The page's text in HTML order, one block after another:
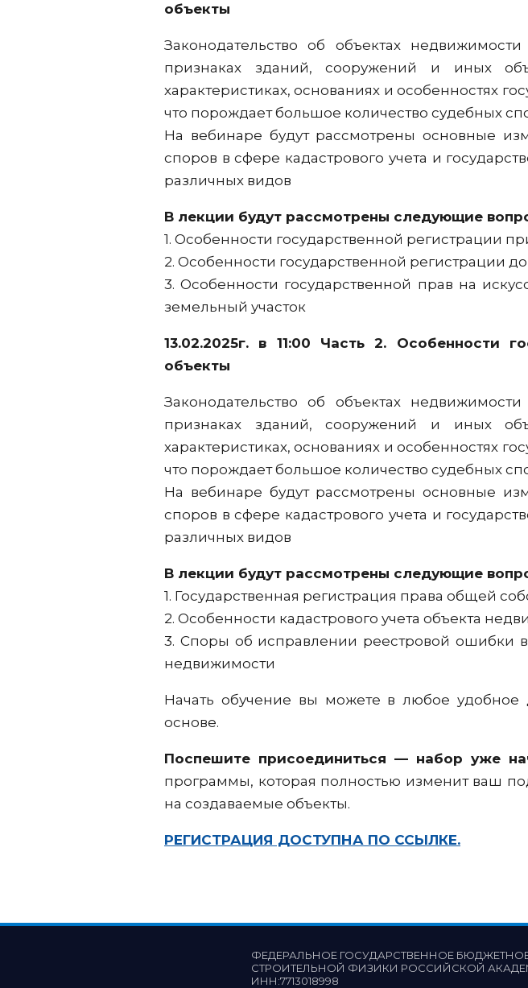
объекты
Законодательство об объектах
признаках зданий, сооружений и иных
характеристиках, основаниях и особенностях
что порождает большое количество судебных
На вебинаре будут рассмотрены основные
споров в сфере кадастрового учета и
различных видов
В лекции будут рассмотрены следующие
1. Особенности государственной регистрации
2. Особенности государственной регистрации
3. Особенности государственной прав на
земельный участок
13.02.2025г. в 11:00 Часть 2. Особенности
объекты
Законодательство об объектах
признаках зданий, сооружений и иных
характеристиках, основаниях и особенностях
что порождает большое количество судебных
На вебинаре будут рассмотрены основные
споров в сфере кадастрового учета и
различных видов
В лекции будут рассмотрены следующие
1. Государственная регистрация права общей
2. Особенности кадастрового учета объекта
3. Споры об исправлении реестровой ошибки
недвижимости
Начать обучение вы можете в любое удобное
основе.
Поспешите присоединиться — набор уже
программы, которая полностью изменит ваш
на создаваемые объекты.
РЕГИСТРАЦИЯ ДОСТУПНА ПО ССЫЛКЕ.
ФЕДЕРАЛЬНОЕ ГОСУДАРСТВЕННОЕ
СТРОИТЕЛЬНОЙ ФИЗИКИ РОССИЙСКОЙ
ИНН:7713018998